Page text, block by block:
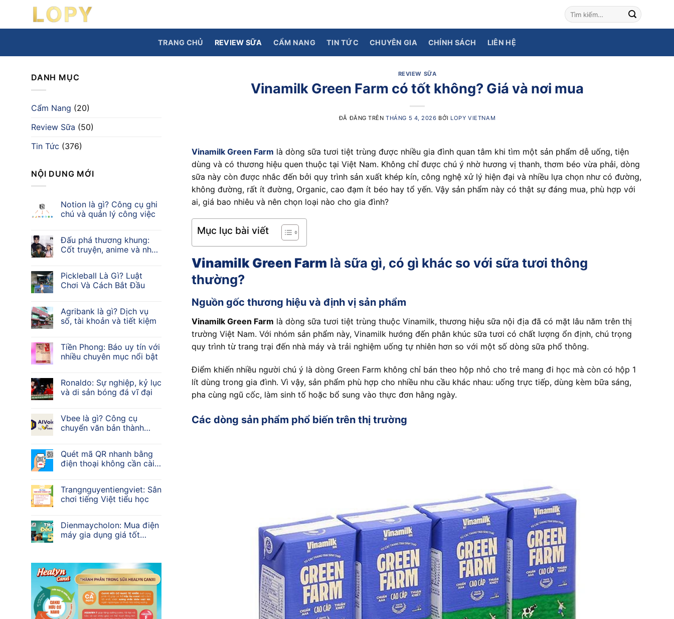
nội
TRANG CHỦ REVIEW SỮA CẨM NANG TIN TỨC CHUYÊN GIA CHÍNH SÁCH LIÊN HỆ
DANH MỤC
Cẩm Nang (20)
Review Sữa (50)
Tin Tức (376)
NỘI DUNG MỚI
Notion là gì? Công cụ ghi
chú và quản lý công việc
Đấu phá thương khung:
Cốt truyện, anime và nhân
Pickleball Là Gì? Luật
Chơi Và Cách Bắt Đầu
Agribank là gì? Dịch vụ
số, tài khoản và tiết kiệm
Tiền Phong: Báo uy tín với
nhiều chuyên mục nổi bật
Ronaldo: Sự nghiệp, kỷ lục
và di sản bóng đá vĩ đại
Vbee là gì? Công cụ
chuyển văn bản thành
Quét mã QR nhanh bằng
điện thoại không cần cài
Trangnguyentiengviet: Sân
chơi tiếng Việt tiểu học
Dienmaycholon: Mua điện
máy gia dụng giá tốt
REVIEW SỮA
Vinamilk Green Farm có tốt không? Giá và nơi mua
ĐÃ ĐĂNG TRÊNTHÁNG 5 4, 2026 BỞI LOPY VIETNAM
Vinamilk Green Farm là dòng sữa tươi tiệt trùng được nhiều gia đình quan tâm khi tìm một sản phẩm dễ uống, tiện
dùng và có thương hiệu quen thuộc tại Việt Nam. Không chỉ được chú ý nhờ hương vị thanh, thơm béo vừa phải, dòng
sữa này còn được nhắc đến bởi quy trình sản xuất khép kín, công nghệ xử lý hiện đại và nhiều lựa chọn như có đường,
không đường, rất ít đường, Organic, cao đạm ít béo hay tổ yến. Vậy sản phẩm này có thật sự đáng mua, phù hợp với
ai, giá bao nhiêu và nên chọn loại nào cho gia đình?
Mục lục bài viết
Vinamilk Green Farm là sữa gì, có gì khác so với sữa tươi thông
thường?
Nguồn gốc thương hiệu và định vị sản phẩm
Vinamilk Green Farm là dòng sữa tươi tiệt trùng thuộc Vinamilk, thương hiệu sữa nội địa đã có mặt lâu năm trên thị
trường Việt Nam. Với nhóm sản phẩm này, Vinamilk hướng đến phân khúc sữa tươi có chất lượng ổn định, chú trọng
quy trình từ trang trại đến nhà máy và trải nghiệm uống tự nhiên hơn so với một số dòng sữa phổ thông.
Điểm khiến nhiều người chú ý là dòng Green Farm không chỉ bán theo hộp nhỏ cho trẻ mang đi học mà còn có hộp 1
lít dùng trong gia đình. Vì vậy, sản phẩm phù hợp cho nhiều nhu cầu khác nhau: uống trực tiếp, dùng kèm bữa sáng,
pha cùng ngũ cốc, làm sinh tố hoặc bổ sung vào thực đơn hằng ngày.
Các dòng sản phẩm phổ biến trên thị trường